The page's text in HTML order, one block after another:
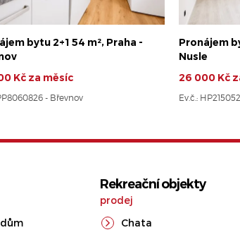
bytu 2+1 54 m², Praha -
Kč za měsíc
- Břevnov
Pronájem
Nusle
26 000 Kč
Ev.č.:
Rekreační objekty
prodej
Chata